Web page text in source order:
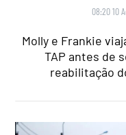
08:20 10
Molly e Frankie
TAP antes de
reabilitação